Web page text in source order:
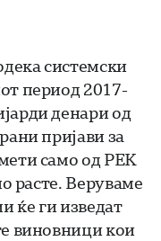
системски
период 2017-
денари од
пријави за
само од РЕК
расте. Веруваме
ќе ги изведат
виновници кои